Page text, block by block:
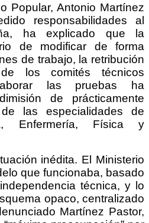
Popular, Antonio Martínez
responsabilidades al
ha explicado que la
de modificar de forma
de trabajo, la retribución
los comités técnicos
las pruebas ha
de prácticamente
las especialidades de
Enfermería, Física y
inédita. El Ministerio
que funcionaba, basado
técnica, y lo
opaco, centralizado
Martínez Pastor,